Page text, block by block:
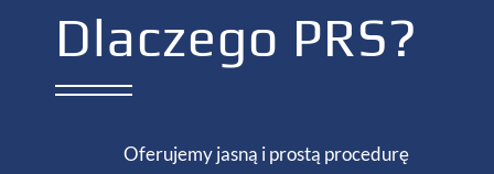
Dlaczego PRS?
Oferujemy jasną i prostą procedurę